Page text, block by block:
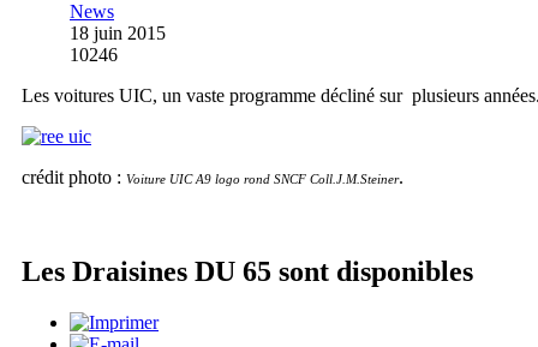
News
18 juin 2015
10246
Les voitures UIC, un vaste programme décliné sur plusieurs
crédit photo : Voiture UIC A9 logo rond SNCF Coll.J.M.Steiner.
Les Draisines DU 65 sont disponibles